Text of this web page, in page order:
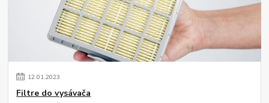
12.01.2023
Filtre do vysávača